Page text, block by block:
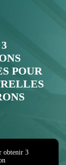
POUR
obtenir 3